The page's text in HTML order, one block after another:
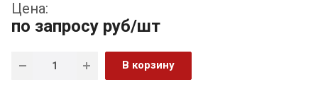
Цена:
по запросу руб/шт
В корзину